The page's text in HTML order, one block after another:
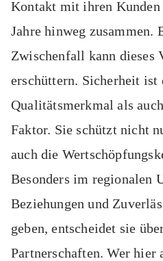
Kontakt mit ihren
Jahre hinweg zusammen.
Zwischenfall kann dieses
erschüttern. Sicherheit ist
Qualitätsmerkmal als
Faktor. Sie schützt nicht
auch die
Besonders im regionalen
Beziehungen und
geben, entscheidet sie
Partnerschaften. Wer hier